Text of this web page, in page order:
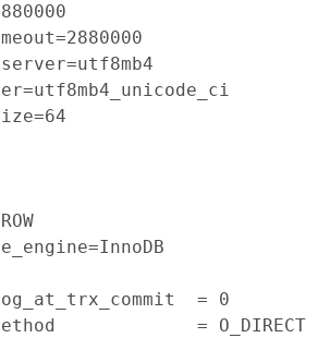
= 0
= O_DIRECT